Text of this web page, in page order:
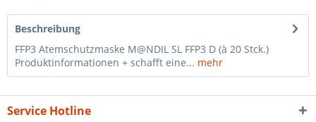
Beschreibung
FFP3 Atemschutzmaske M@NDIL SL FFP3 D (à 20 Stck.)
Produktinformationen + schafft eine... mehr
Service Hotline